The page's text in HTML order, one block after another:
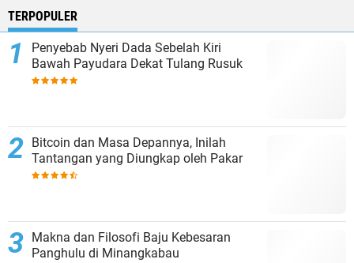
TERPOPULER
Penyebab Nyeri Dada Sebelah Kiri
Bawah Payudara Dekat Tulang Rusuk
Bitcoin dan Masa Depannya, Inilah
Tantangan yang Diungkap oleh Pakar
Makna dan Filosofi Baju Kebesaran
Panghulu di Minangkabau